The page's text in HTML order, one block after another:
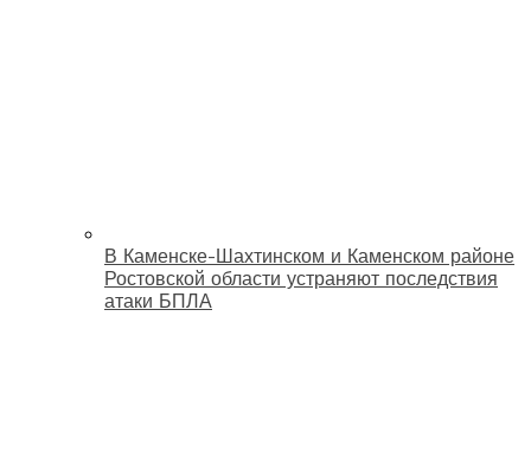
В Каменске-Шахтинском и Каменском районе
Ростовской области устраняют последствия
атаки БПЛА